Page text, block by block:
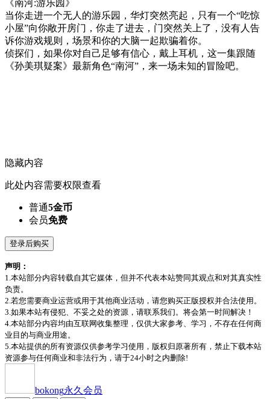
《南河:游乐园》
当你走进一个无人的游乐园，华灯突然亮起，只有一个“吃惊
小屋”向你敞开房门，你走了进去，门突然关上了，没有人告
诉你游戏规则，场景和你的大脑一起欺骗着你。
侦探们，如果你对自己足够有信心，戴上耳机，这一集跟随
《孙美琪疑案》最新角色“南河”，来一场未知的冒险吧。
隐藏内容
此处内容需要权限查看
普通5金币
会员免费
登录后购买
声明：
1.本站部分内容转载自其它媒体，但并不代表本站赞同其观点和对其真实性
负责。
2.若您需要商业运营或用于其他商业活动，请您购买正版授权并合法使用。
3.如果本站有侵犯、不妥之处的资源，请联系我们。将会第一时间解决！
4.本站部分内容均由互联网收集整理，仅供大家参考、学习，不存在任何商
业目的与商业用途。
5.本站提供的所有资源仅供参考学习使用，版权归原著所有，禁止下载本站
资源参与任何商业和非法行为，请于24小时之内删除!
bokong永久会员